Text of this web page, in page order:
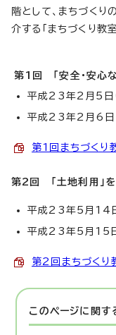
階として、まちづく
介する「まちづくり教
第1回 「安全・安心
平成23年2月5日
平成23年2月6日
第1回まちづく
第2回 「土地利用」
平成23年5月14日
平成23年5月15日
第2回まちづく
このページに関す